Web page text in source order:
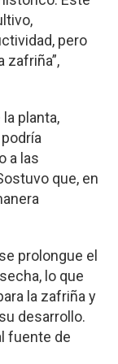
pero
zafriña”,
planta,
a las
que, en
prolongue el
lo que
la zafriña y
desarrollo.
fuente de